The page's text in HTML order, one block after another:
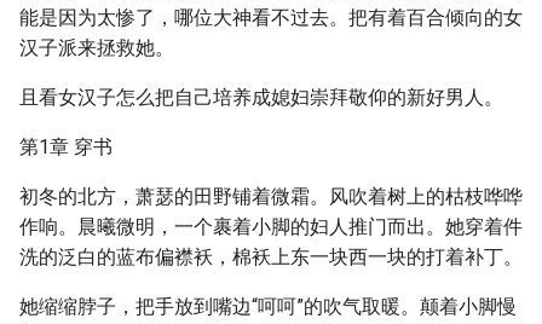
能是因为太惨了，哪位大神看不过去。把有着百合倾向的女
汉子派来拯救她。
且看女汉子怎么把自己培养成媳妇崇拜敬仰的新好男人。
第1章 穿书
初冬的北方，萧瑟的田野铺着微霜。风吹着树上的枯枝哗哗
作响。晨曦微明，一个裹着小脚的妇人推门而出。她穿着件
洗的泛白的蓝布偏襟袄，棉袄上东一块西一块的打着补丁。
她缩缩脖子，把手放到嘴边“呵呵”的吹气取暖。颠着小脚慢